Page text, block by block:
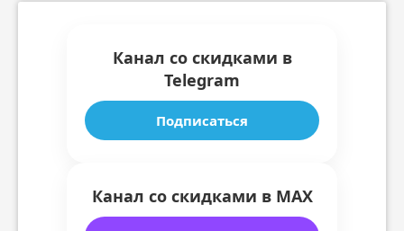
Канал со скидками в
Telegram
Подписаться
Канал со скидками в MAX